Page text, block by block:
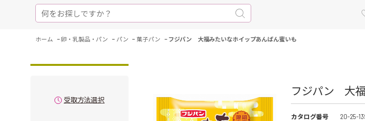
ホーム -卵・乳製品・パン - パン -菓子パン - フジパン 大福みたいなホイップあんぱん蜜いも
受取方法選択
フジパン 大
カタログ番号
20-25-